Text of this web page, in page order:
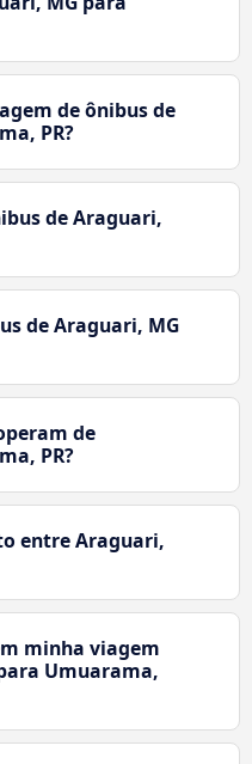
de ônibus de
PR?
de Araguari,
de Araguari, MG
de
PR?
entre Araguari,
minha viagem
Umuarama,